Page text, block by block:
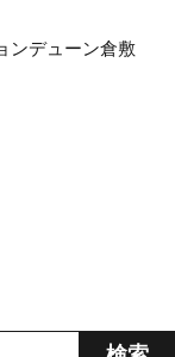
ンデューン倉敷